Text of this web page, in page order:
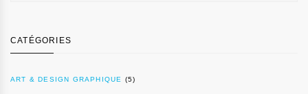
CATÉGORIES
ART & DESIGN GRAPHIQUE (5)